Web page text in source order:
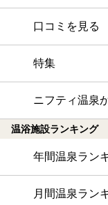
口コミを見る
特集
ニフティ温泉
温浴施設ランキング
年間温泉ラン
月間温泉ラン